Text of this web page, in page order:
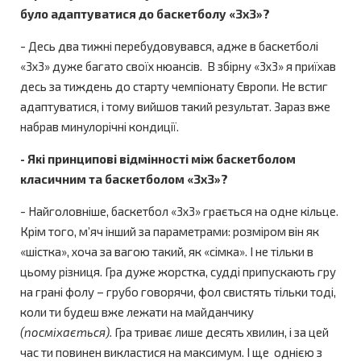
було адаптуватися до баскетболу «3х3»?
- Десь два тижні перебудовувався, адже в баскетболі
«3х3» дуже багато своїх нюансів. В збірну «3х3» я приїхав
десь за тиждень до старту чемпіонату Європи. Не встиг
адаптуватися, і тому вийшов такий результат. Зараз вже
набрав минулорічні кондиції.
- Які принципові відмінності між баскетболом
класичним та баскетболом «3х3»?
- Найголовніше, баскетбол «3х3» грається на одне кільце.
Крім того, м’яч інший за параметрами: розміром він як
«шістка», хоча за вагою такий, як «сімка». І не тільки в
цьому різниця. Гра дуже жорстка, судді припускають гру
на грані фолу – грубо говорячи, фол свистять тільки тоді,
коли ти будеш вже лежати на майданчику
(посміхається). Гра триває лише десять хвилин, і за цей
час ти повинен викластися на максимум. І ще однією з